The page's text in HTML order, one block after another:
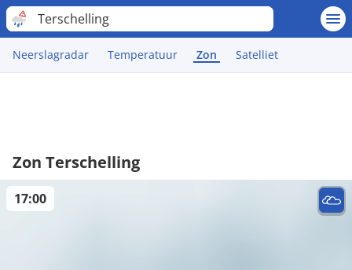
Terschelling
Neerslagradar Temperatuur Zon Satelliet
Zon Terschelling
17:00